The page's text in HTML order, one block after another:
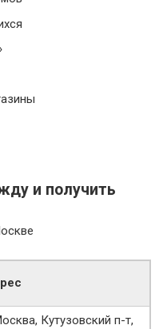
и получить
Кутузовский п-т,